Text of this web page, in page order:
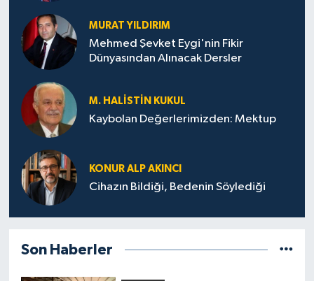
MURAT YILDIRIM
Mehmed Şevket Eygi'nin Fikir
Dünyasından Alınacak Dersler
M. HALISTIN KUKUL
Kaybolan Değerlerimizden: Mektup
KONUR ALP AKINCI
Cihazın Bildiği, Bedenin Söylediği
Son Haberler